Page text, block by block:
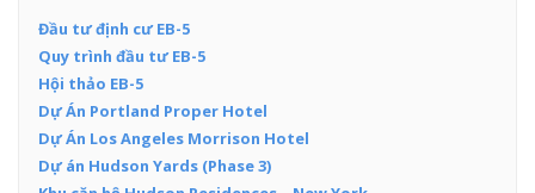
Đầu tư định cư EB-5
Quy trình đầu tư EB-5
Hội thảo EB-5
Dự Án Portland Proper Hotel
Dự Án Los Angeles Morrison Hotel
Dự án Hudson Yards (Phase 3)